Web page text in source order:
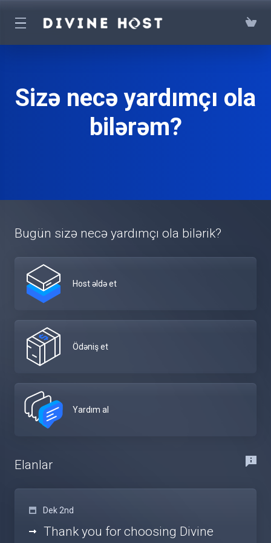
Sizə necə yardımçı ola
bilərəm?
Bugün sizə necə yardımçı ola bilərik?
Host əldə et
Ödəniş et
Yardım al
Elanlar
Dek 2nd
Thank you for choosing Divine